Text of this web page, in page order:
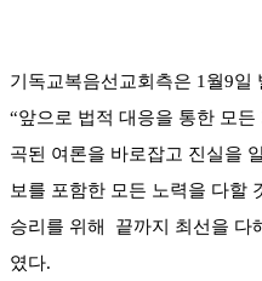
기독교복음선교회측은 1월9일
“앞으로 법적 대응을 통한 모
곡된 여론을 바로잡고 진실을
보를 포함한 모든 노력을 다할
승리를 위해 끝까지 최선을 다
였다.